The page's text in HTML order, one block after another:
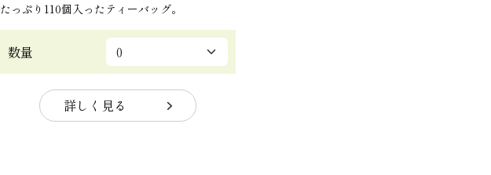
たっぷり110個入ったティーバッグ。
数量
詳しく見る